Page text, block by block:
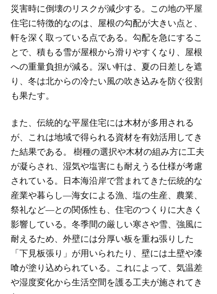
災害時に倒壊のリスクが減少する。この地の平屋
住宅に特徴的なのは、屋根の勾配が大きい点と、
軒を深く取っている点である。勾配を急にするこ
とで、積もる雪が屋根から滑りやすくなり、屋根
への重量負担が減る。深い軒は、夏の日差しを遮
り、冬は北からの冷たい風の吹き込みを防ぐ役割
も果たす。
また、伝統的な平屋住宅には木材が多用される
が、これは地域で得られる資材を有効活用してき
た結果である。 樹種の選択や木材の組み方に工夫
が凝らされ、湿気や塩害にも耐えうる仕様が考慮
されている。日本海沿岸で営まれてきた伝統的な
産業や暮らし―海女による漁、塩の生産、農業、
祭礼など―との関係性も、住宅のつくりに大きく
影響している。冬季間の厳しい寒さや雪、強風に
耐えるため、外壁には分厚い板を重ね張りした
「下見板張り」が用いられたり、壁には土壁や漆
喰が塗り込められている。これによって、気温差
や湿度変化から生活空間を護る工夫が施されてき